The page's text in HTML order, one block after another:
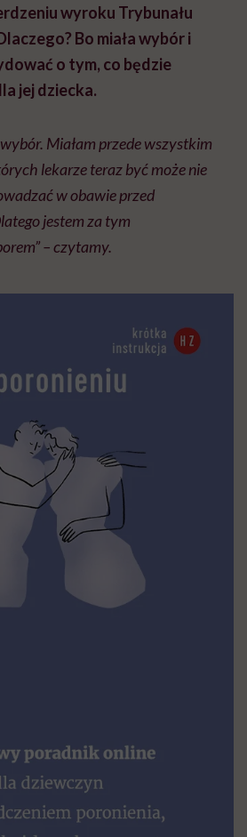
wyroku Trybunału
Bo miała wybór i
o tym, co będzie
jej dziecka.
Miałam przede wszystkim
lekarze teraz być może nie
w obawie przed
jestem za tym
– czytamy.